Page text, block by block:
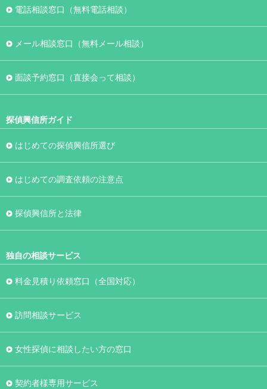
電話相談窓口（無料電話相談）
メール相談窓口（無料メール相談）
面談予約窓口（直接会って相談）
探偵興信所ガイド
はじめての探偵興信所選び
はじめての調査依頼の注意点
探偵興信所と法律
独自の相談サービス
料金見積り依頼窓口（全国対応）
訪問相談サービス
女性探偵に相談したい方の窓口
契約者様専用サービス